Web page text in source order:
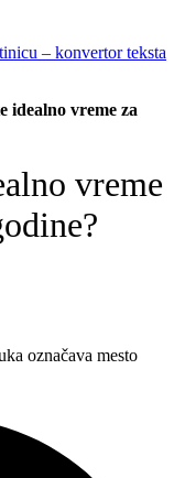
– konvertor teksta
idealno vreme za
vreme